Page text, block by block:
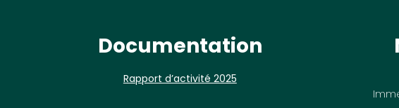
Documentation
Rapport d’activité 2025